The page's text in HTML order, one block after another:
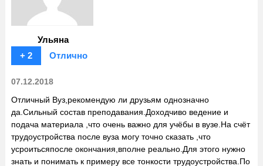
Ульяна
+ 2
Отлично
07.12.2018
Отличный Вуз,рекомендую ли друзьям однозначно
да.Сильный состав преподавания.Доходчиво ведение и
подача материала ,что очень важно для учёбы в вузе.На счёт
трудоустройства после вуза могу точно сказать ,что
усроитьсяпосле окончания,вполне реально.Для этого нужно
знать и понимать к примеру все тонкости трудоустройства.По